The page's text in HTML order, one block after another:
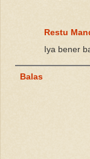
Restu
Iya bener
Balas